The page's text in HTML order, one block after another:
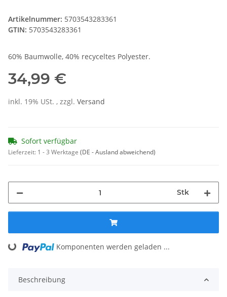
Artikelnummer: 5703543283361
GTIN: 5703543283361
60% Baumwolle, 40% recyceltes Polyester.
34,99 €
inkl. 19% USt. , zzgl. Versand
Sofort verfügbar
Lieferzeit: 1 - 3 Werktage (DE - Ausland abweichend)
Stk
Loading... Komponenten werden geladen ...
Beschreibung